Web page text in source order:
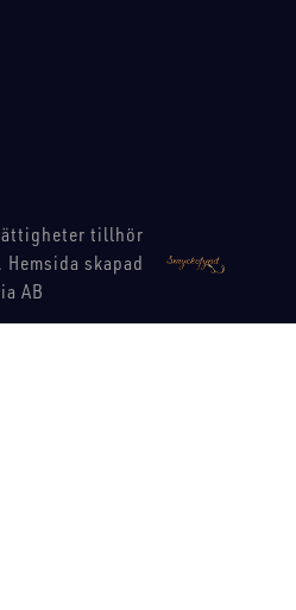
tillhör
Hemsida skapad
AB